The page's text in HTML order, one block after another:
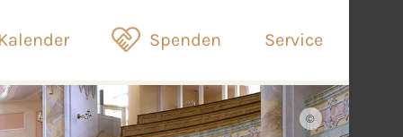
Spenden Service
©